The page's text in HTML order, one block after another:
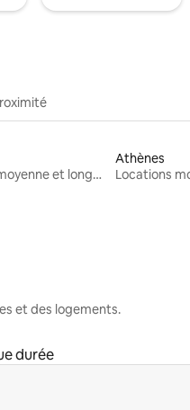
Locations moyenne et longue durée
Athènes
et des logements.
durée